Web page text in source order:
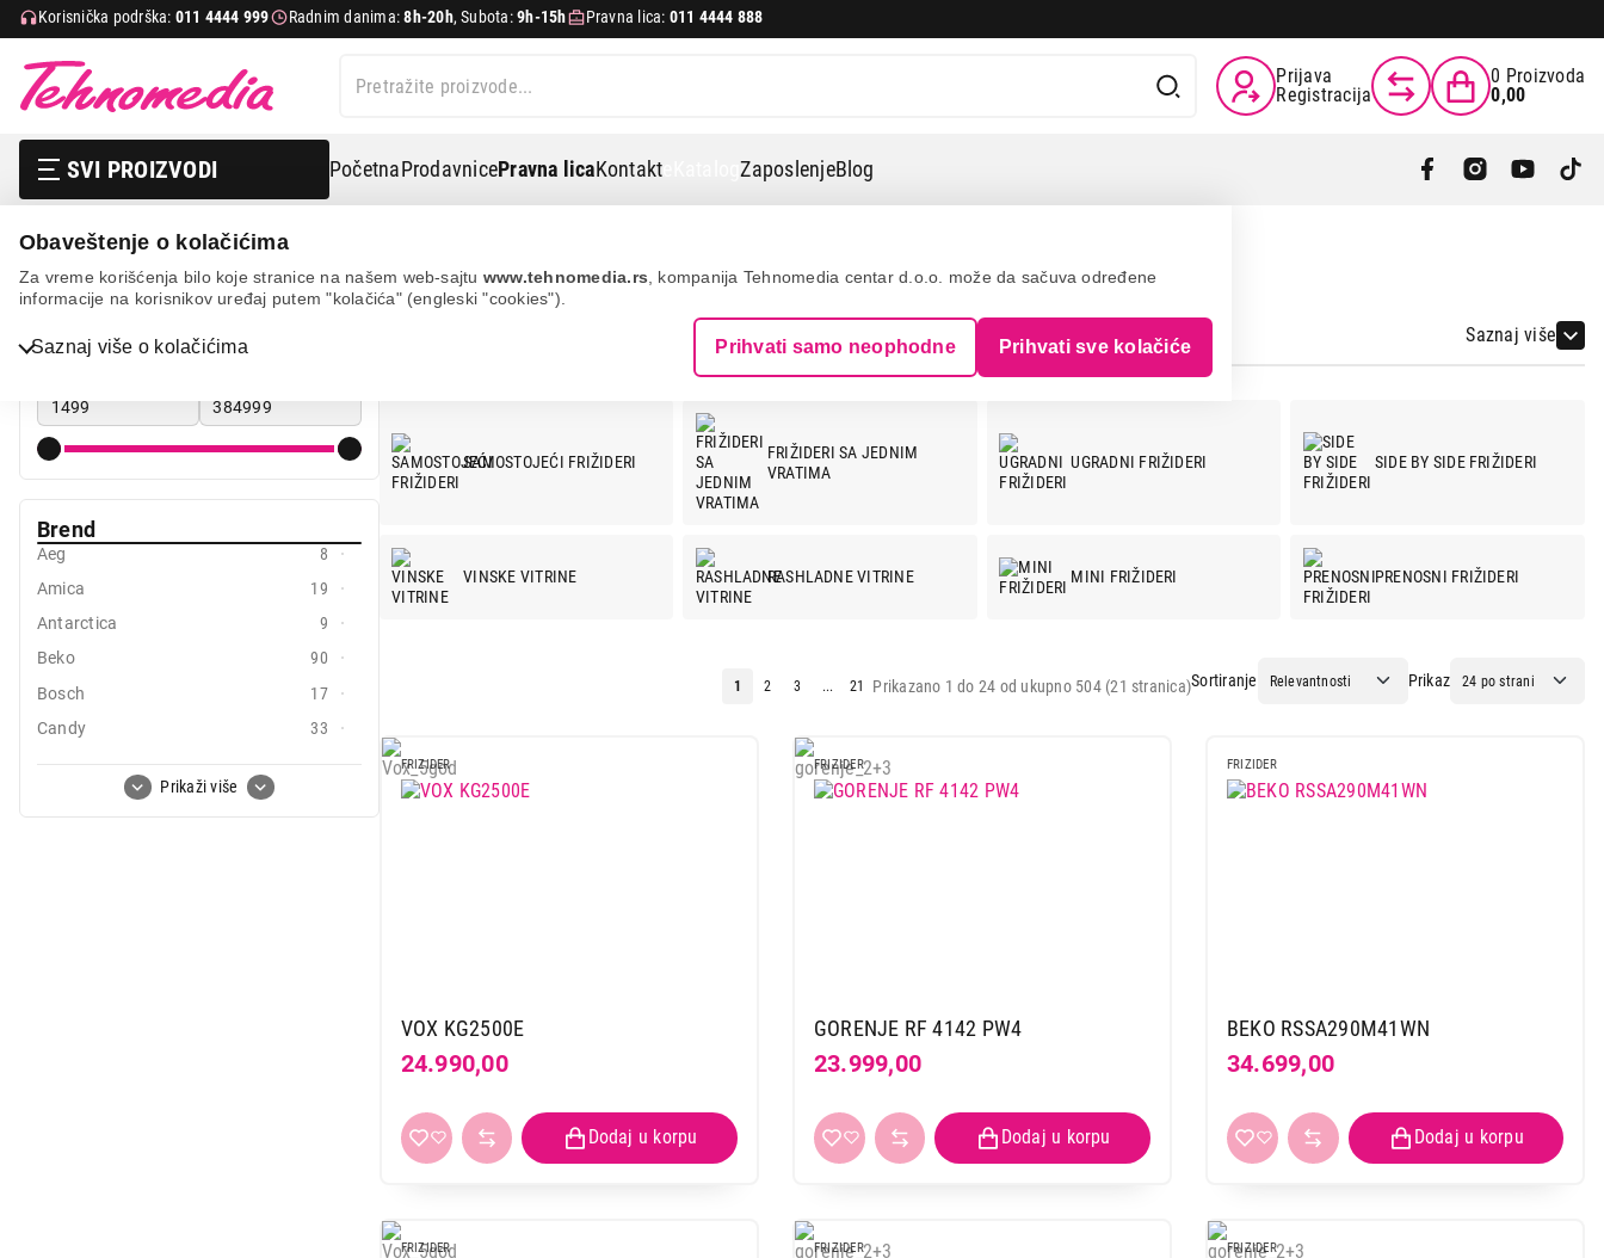
Obaveštenje o kolačićima
Za vreme korišćenja bilo koje stranice na našem web-sajtu www.tehnomedia.rs , kompanija Tehnomedia centar d.o.o. može da sačuva određene
informacije na korisnikov uređaj putem "kolačića" (engleski "cookies").
Saznaj više o kolačićima Prihvati samo neophodne Prihvati sve kolačiće
Korisnička podrška: 011 4444 999 Radnim danima:8h-20h, Subota:9h-15h Pravna lica: 011 4444 888
Prijava
Registracija
0 Proizvoda
0,00
SVI PROIZVODI PočetnaProdavnicePravna licaKontakt eKatalogZaposlenjeBlog
TV, audio, video i foto
Mobilni telefoni i tableti
Grejanje i hlađenje
Nega tela, lepota i zdravlje
Sport i putovanje
Sve za kuću i baštu
Bela tehnika Frižideri
Cena
Brend
Prikaži više
Aeg
8
Amica
19
Antarctica
9
Beko
90
Bosch
17
Candy
33
Carbon
2
Saznaj više
SAMOSTOJEĆI FRIŽIDERI
FRIŽIDERI SA JEDNIM
VRATIMA
UGRADNI FRIŽIDERI SIDE BY SIDE FRIŽIDERI
VINSKE VITRINE RASHLADNE VITRINE MINI FRIŽIDERI PRENOSNI FRIŽIDERI
Sortiranje Prikaz
Prikazano 1 do 24 od ukupno 504 (21 stranica)
1 2 3 ... 21
FRIZIDER
VOX KG2500E
24.990,00
FRIZIDER
GORENJE RF 4142 PW4
23.999,00
FRIZIDER
BEKO RSSA290M41WN
34.699,00
FRIZIDER FRIZIDER FRIZIDER